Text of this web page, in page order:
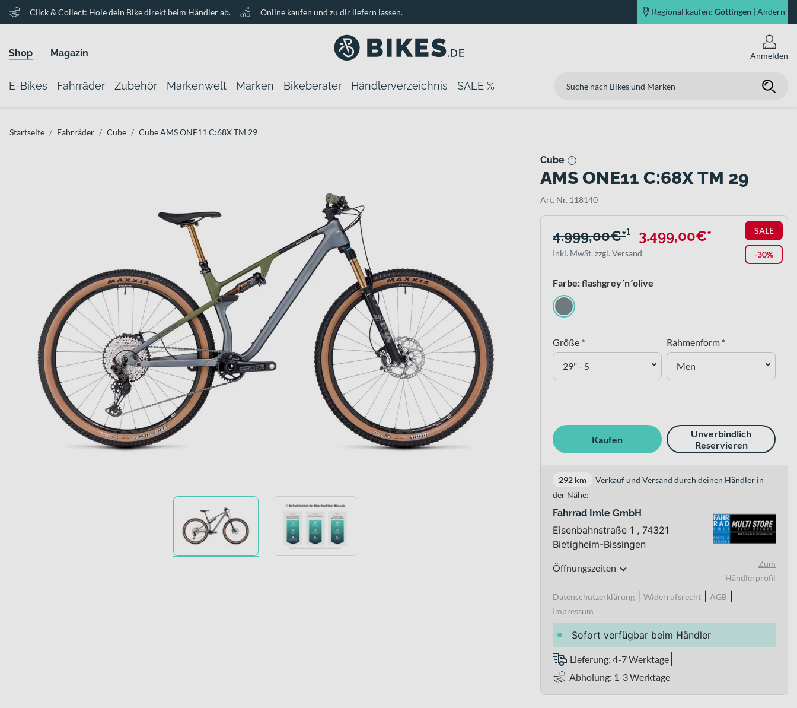
Click & Collect: Hole dein Bike direkt beim Händler ab. Online kaufen und zu dir liefern lassen. Regional kaufen: Göttingen | Ändern
Shop Magazin Anmelden
E-Bikes Fahrräder Zubehör Markenwelt Marken Bikeberater Händlerverzeichnis SALE %
Startseite Fahrräder Cube Cube AMS ONE11 C:68X TM 29
Cube
AMS ONE11 C:68X TM 29
Art. Nr. 118140
SALE
-30%
4.999,00€*¹ 3.499,00€*
Inkl. MwSt. zzgl. Versand
Farbe: flashgrey´n´olive
Größe *
29" - S
Rahmenform *
Men
Kaufen
Unverbindlich
Reservieren
292 km
Verkauf und Versand durch deinen Händler in
der Nähe:
Fahrrad Imle GmbH
Eisenbahnstraße 1 , 74321
Bietigheim-Bissingen
Öffnungszeiten
Zum
Händlerprofil
Datenschutzerklärung
Widerrufsrecht AGB
Impressum
Sofort verfügbar beim Händler
Lieferung: 4-7 Werktage
Abholung: 1-3 Werktage